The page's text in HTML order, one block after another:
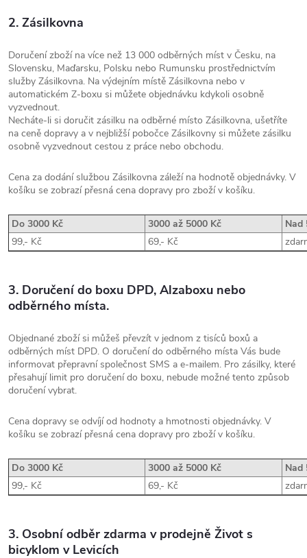
2. Zásilkovna
Doručení zboží na více než 13 000 odběrných míst v Česku, na
Slovensku, Maďarsku, Polsku nebo Rumunsku prostřednictvím
služby Zásilkovna. Na výdejním místě Zásilkovna nebo v
automatickém Z-boxu si můžete objednávku kdykoli osobně
vyzvednout.
Necháte-li si doručit zásilku na odběrné místo Zásilkovna, ušetříte
na ceně dopravy a v nejbližší pobočce Zásilkovny si můžete zásilku
osobně vyzvednout cestou z práce nebo obchodu.
Cena za dodání službou Zásilkovna záleží na hodnotě objednávky. V
košíku se zobrazí přesná cena dopravy pro zboží v košíku.
Do 3000 Kč 3000 až 5000 Kč
Nad
99,- Kč
69,- Kč
3. Doručení do boxu DPD, Alzaboxu nebo
odběrného místa.
Objednané zboží si můžeš převzít v jednom z tisíců boxů a
odběrných míst DPD. O doručení do odběrného místa Vás bude
informovat přepravní společnost SMS a e-mailem. Pro zásilky, které
přesahují limit pro doručení do boxu, nebude možné tento způsob
doručení vybrat.
Cena dopravy se odvíjí od hodnoty a hmotnosti objednávky. V
košíku se zobrazí přesná cena dopravy pro zboží v košíku.
Do 3000 Kč 3000 až 5000 Kč
Nad
99,- Kč
69,- Kč
3. Osobní odběr zdarma v prodejně Život s
bicyklom v Levicích